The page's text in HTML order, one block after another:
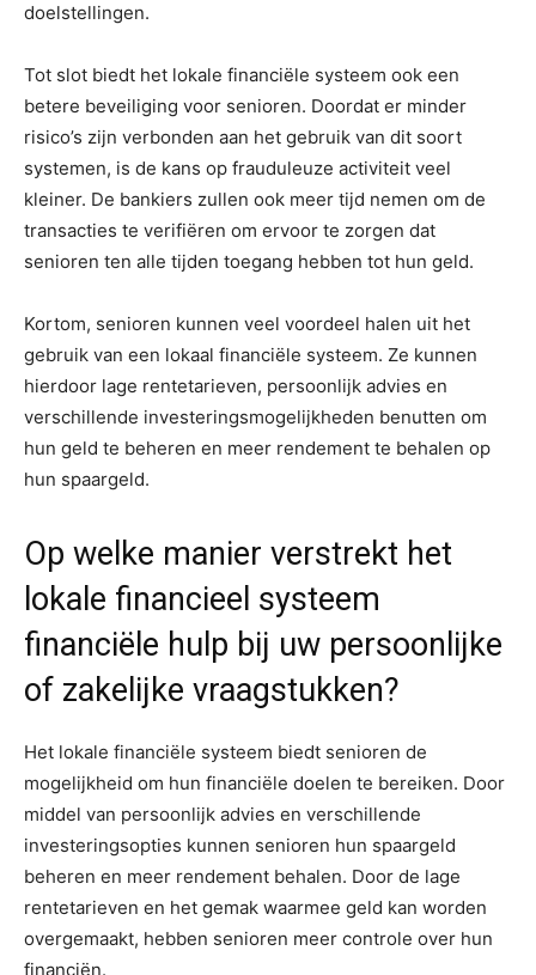
doelstellingen.
Tot slot biedt het lokale financiële systeem ook een
betere beveiliging voor senioren. Doordat er minder
risico’s zijn verbonden aan het gebruik van dit soort
systemen, is de kans op frauduleuze activiteit veel
kleiner. De bankiers zullen ook meer tijd nemen om de
transacties te verifiëren om ervoor te zorgen dat
senioren ten alle tijden toegang hebben tot hun geld.
Kortom, senioren kunnen veel voordeel halen uit het
gebruik van een lokaal financiële systeem. Ze kunnen
hierdoor lage rentetarieven, persoonlijk advies en
verschillende investeringsmogelijkheden benutten om
hun geld te beheren en meer rendement te behalen op
hun spaargeld.
Op welke manier verstrekt het
lokale financieel systeem
financiële hulp bij uw persoonlijke
of zakelijke vraagstukken?
Het lokale financiële systeem biedt senioren de
mogelijkheid om hun financiële doelen te bereiken. Door
middel van persoonlijk advies en verschillende
investeringsopties kunnen senioren hun spaargeld
beheren en meer rendement behalen. Door de lage
rentetarieven en het gemak waarmee geld kan worden
overgemaakt, hebben senioren meer controle over hun
financiën.